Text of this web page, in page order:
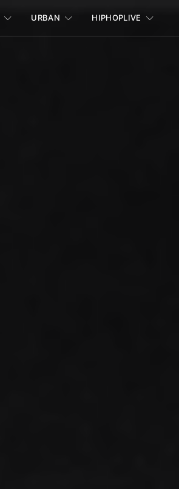
URBAN HIPHOPLIVE